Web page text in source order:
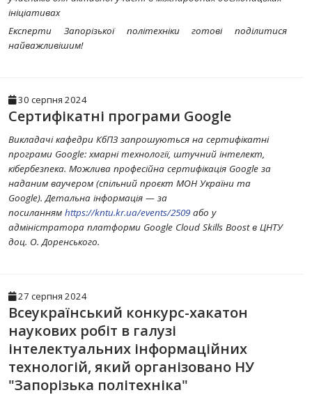
ініціативах
Експерти Запорізької політехніки готові поділитися
найважливішим!
30 серпня 2024
Сертифікатні програми Google
Викладачі кафедри КбПЗ запрошуються на сертифікатні
програми Google: хмарні технології, штучний інтелект,
кібербезпека. Можлива професійна сертифікація Google за
наданим ваучером (спільний проєкт МОН України та
Google). Детальна інформація — за
посиланням https://kntu.kr.ua/events/2509 або у
адміністратора платформи Google Cloud Skills Boost в ЦНТУ
доц. О. Доренського.
27 серпня 2024
Всеукраїнський конкурс-хакатон
наукових робіт в галузі
інтелектуальних інформаційних
технологій, який організовано НУ
"Запорізька політехніка"